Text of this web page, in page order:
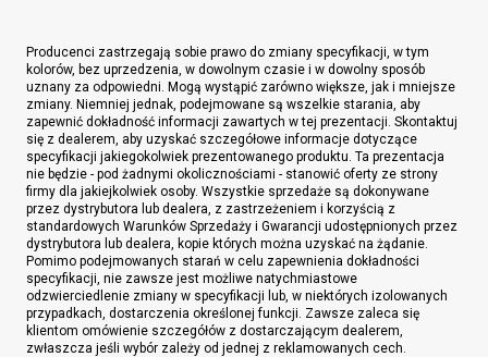
Producenci zastrzegają sobie prawo do zmiany specyfikacji, w tym
kolorów, bez uprzedzenia, w dowolnym czasie i w dowolny sposób
uznany za odpowiedni. Mogą wystąpić zarówno większe, jak i mniejsze
zmiany. Niemniej jednak, podejmowane są wszelkie starania, aby
zapewnić dokładność informacji zawartych w tej prezentacji. Skontaktuj
się z dealerem, aby uzyskać szczegółowe informacje dotyczące
specyfikacji jakiegokolwiek prezentowanego produktu. Ta prezentacja
nie będzie - pod żadnymi okolicznościami - stanowić oferty ze strony
firmy dla jakiejkolwiek osoby. Wszystkie sprzedaże są dokonywane
przez dystrybutora lub dealera, z zastrzeżeniem i korzyścią z
standardowych Warunków Sprzedaży i Gwarancji udostępnionych przez
dystrybutora lub dealera, kopie których można uzyskać na żądanie.
Pomimo podejmowanych starań w celu zapewnienia dokładności
specyfikacji, nie zawsze jest możliwe natychmiastowe
odzwierciedlenie zmiany w specyfikacji lub, w niektórych izolowanych
przypadkach, dostarczenia określonej funkcji. Zawsze zaleca się
klientom omówienie szczegółów z dostarczającym dealerem,
zwłaszcza jeśli wybór zależy od jednej z reklamowanych cech.